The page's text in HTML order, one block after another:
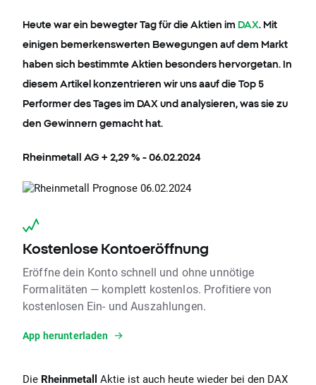
Heute war ein bewegter Tag für die Aktien im DAX. Mit
einigen bemerkenswerten Bewegungen auf dem Markt
haben sich bestimmte Aktien besonders hervorgetan. In
diesem Artikel konzentrieren wir uns aauf die Top 5
Performer des Tages im DAXund analysieren, was sie zu
den Gewinnern gemacht hat.
Rheinmetall AG + 2,29 % - 06.02.2024
Kostenlose Kontoeröffnung
Eröffne dein Konto schnell und ohne unnötige
Formalitäten — komplett kostenlos. Profitiere von
kostenlosen Ein- und Auszahlungen.
App herunterladen
Die Rheinmetall Aktie ist auch heute wieder bei den DAX